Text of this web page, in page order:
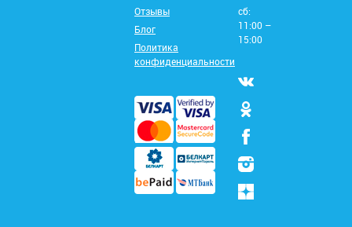
Отзывы
Блог
Политика
конфиденциальности
сб:
11:00 –
15:00